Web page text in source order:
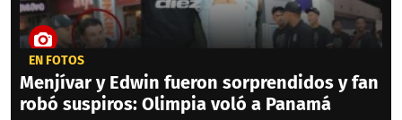
EN FOTOS
Menjívar y Edwin fueron sorprendidos y fan
robó suspiros: Olimpia voló a Panamá